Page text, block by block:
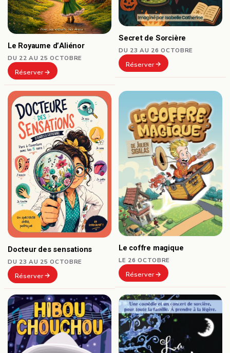
Le Royaume d’Aliénor
DU 22 AU 25 OCTOBRE
Réserver
Secret de Sorcière
DU 23 AU 26 OCTOBRE
Réserver
Docteur des sensations
DU 23 AU 25 OCTOBRE
Réserver
Le coffre magique
LE 26 OCTOBRE
Réserver